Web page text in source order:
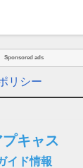
Sponsored ads
リシー
プキャス
イド情報